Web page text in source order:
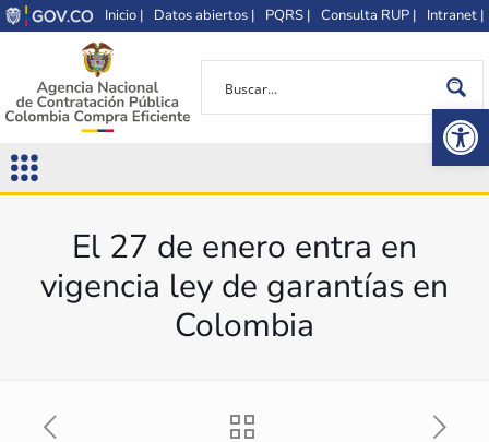
Inicio | Datos abiertos | PQRS | Consulta RUP | Intranet |
El 27 de enero entra en
vigencia ley de garantías en
Colombia